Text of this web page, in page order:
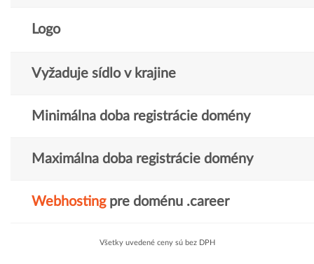
Logo
Vyžaduje sídlo v krajine
Minimálna doba registrácie domény
Maximálna doba registrácie domény
Webhostingpre doménu .career
Všetky uvedené ceny sú bez DPH